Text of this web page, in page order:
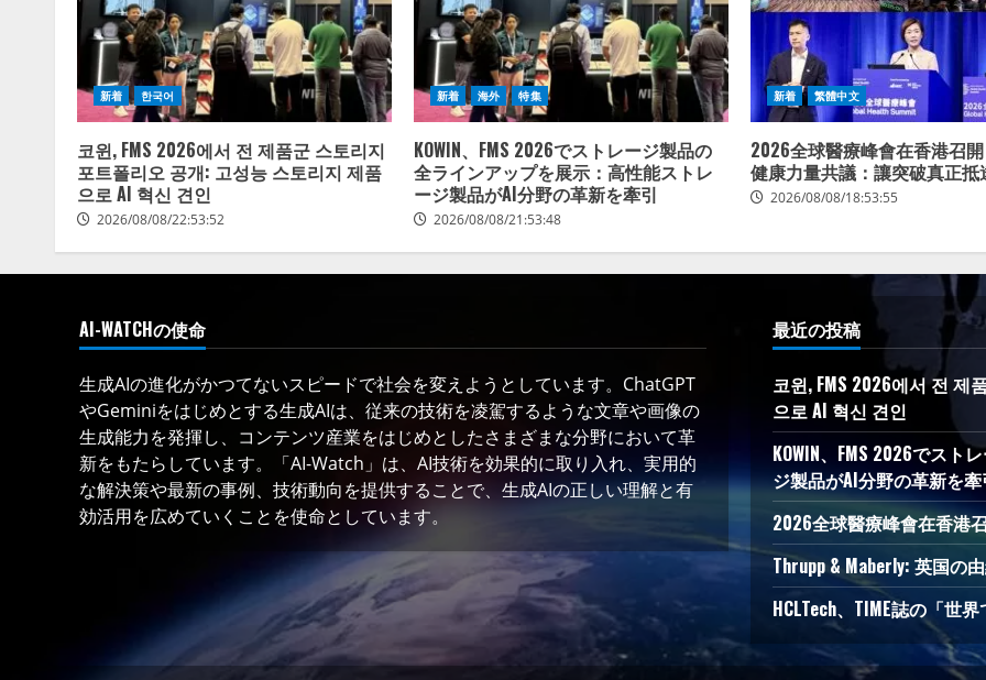
新着 한국어
코윈, FMS 2026에서 전 제품군 스토리지
포트폴리오 공개: 고성능 스토리지 제품
으로 AI 혁신 견인
2026/08/08/22:53:52
新着 海外 特集
KOWIN、FMS 2026でストレージ製品の
全ラインアップを展示：高性能ストレ
ージ製品がAI分野の革新を牽引
2026/08/08/21:53:48
新着 繁體中文
2026全球醫療峰會在香港召
健康力量共議：讓突破真正抵
2026/08/08/18:53:55
AI-WATCHの使命
生成AIの進化がかつてないスピードで社会を変えようとしています。ChatGPT
やGeminiをはじめとする生成AIは、従来の技術を凌駕するような文章や画像の
生成能力を発揮し、コンテンツ産業をはじめとしたさまざまな分野において革
新をもたらしています。「AI-Watch」は、AI技術を効果的に取り入れ、実用的
な解決策や最新の事例、技術動向を提供することで、生成AIの正しい理解と有
効活用を広めていくことを使命としています。
最近の投稿
코윈, FMS 2026에서 전 제
으로 AI 혁신 견인
KOWIN、FMS 2026でス
ジ製品がAI分野の革新を牽
2026全球醫療峰會在香港
Thrupp & Maberly: 英国の
HCLTech、TIME誌の「世